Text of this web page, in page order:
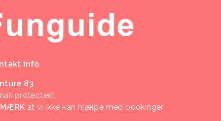
info
83
protected]
at vi ikke kan hjælpe med bookinger